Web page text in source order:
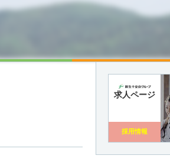
求人ページ
採用情報